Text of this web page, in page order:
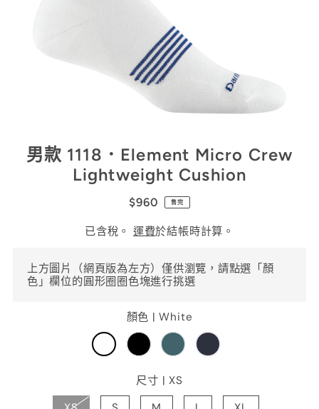
男款 1118．Element Micro Crew
Lightweight Cushion
$960 售完
已含稅。 運費於結帳時計算。
上方圖片（網頁版為左方）僅供瀏覽，請點選「顏
色」欄位的圓形圈圈色塊進行挑選
顏色 |White
尺寸 |XS